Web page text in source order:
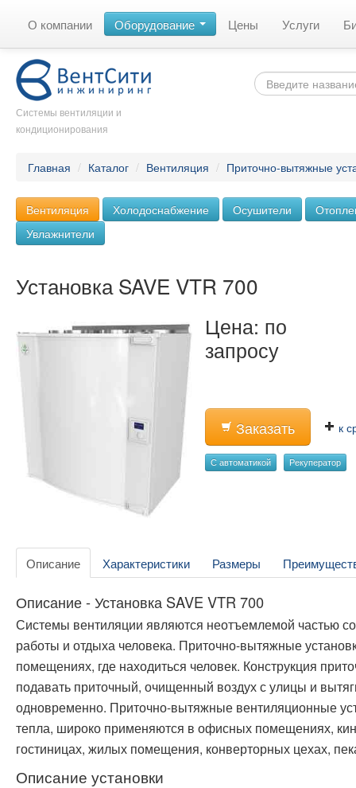
О компании Оборудование Цены Услуги
Системы вентиляции и
кондиционирования
Главная / Каталог / Вентиляция / Приточно-вытяжные
Вентиляция Холодоснабжение Осушители
Увлажнители
Установка SAVE VTR 700
Цена: по
запросу
Заказать к
С автоматикой Рекуператор
Описание Характеристики Размеры
Описание - Установка SAVE VTR 700
Системы вентиляции являются неотъемлемой частью
работы и отдыха человека. Приточно-вытяжные
помещениях, где находиться человек. Конструкция
подавать приточный, очищенный воздух с улицы и
одновременно. Приточно-вытяжные вентиляционные
тепла, широко применяются в офисных помещениях,
гостиницах, жилых помещения, конверторных цехах,
Описание установки